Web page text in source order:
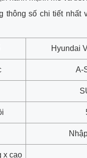
thông số chi tiết nhất
Hyundai
A-
x cao